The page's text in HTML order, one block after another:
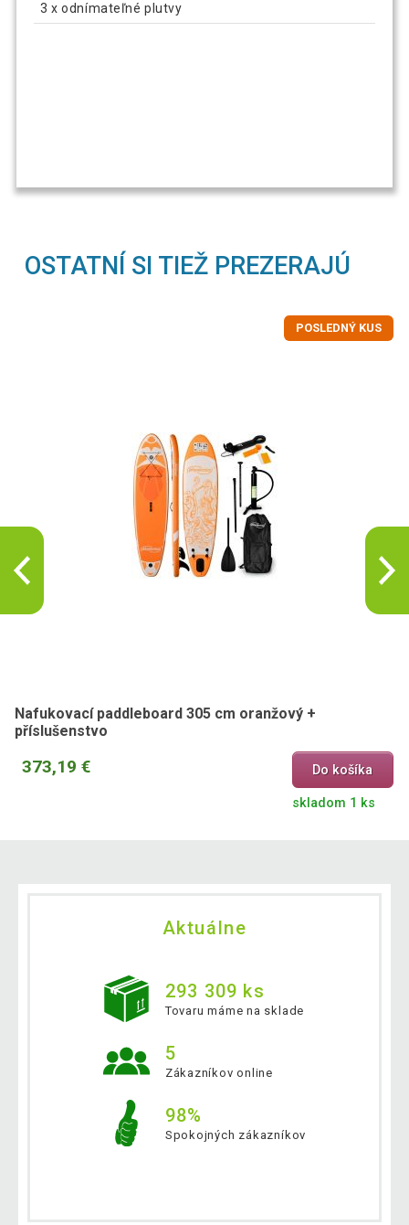
3 x odnímateľné plutvy
OSTATNÍ SI TIEŽ PREZERAJÚ
POSLEDNÝ KUS
Nafukovací paddleboard 305 cm oranžový +
příslušenstvo
373,19 € Do košíka
skladom 1 ks
Aktuálne
293 309 ks
Tovaru máme na sklade
5
Zákazníkov online
98%
Spokojných zákazníkov